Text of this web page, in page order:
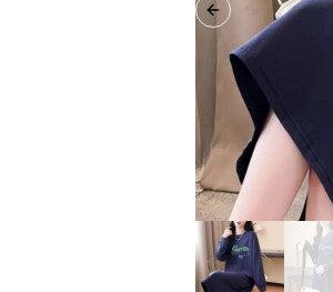
Previous slide